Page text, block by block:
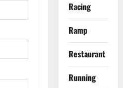
Racing
Ramp
Restaurant
Running